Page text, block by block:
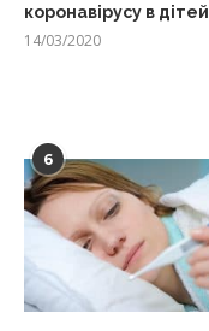
коронавірусу в дітей
14/03/2020
6